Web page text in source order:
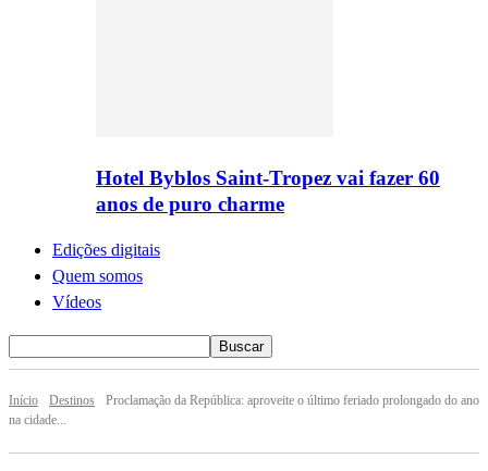
Hotel Byblos Saint-Tropez vai fazer 60
anos de puro charme
Edições digitais
Quem somos
Vídeos
Início Destinos
Proclamação da República: aproveite o último feriado prolongado do ano
na cidade...